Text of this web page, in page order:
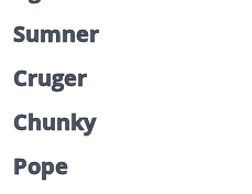
Sumner
Cruger
Chunky
Pope